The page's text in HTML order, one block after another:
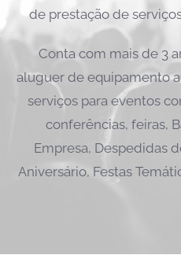
de prestação de
Conta com mais de 3
aluguer de equipamento
serviços para eventos
conferências, feiras,
Empresa, Despedidas
Aniversário, Festas